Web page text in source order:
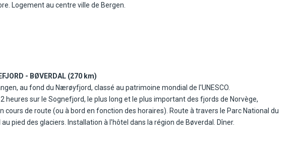
Logement au centre ville de Bergen.
- BØVERDAL (270 km)
au fond du Nærøyfjord, classé au patrimoine mondial de l'UNESCO.
heures sur le Sognefjord, le plus long et le plus important des fjords de Norvège,
cours de route (ou à bord en fonction des horaires). Route à travers le Parc National du
pied des glaciers. Installation à l'hôtel dans la région de Bøverdal. Dîner.